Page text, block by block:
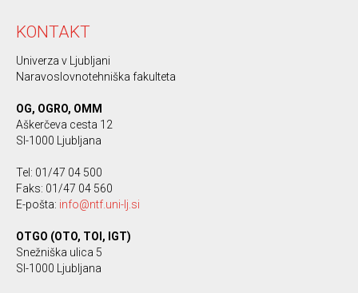
KONTAKT
Univerza v Ljubljani
Naravoslovnotehniška fakulteta
OG, OGRO, OMM
Aškerčeva cesta 12
SI-1000 Ljubljana
Tel: 01/47 04 500
Faks: 01/47 04 560
E-pošta: info@ntf.uni-lj.si
OTGO (OTO, TOI, IGT)
Snežniška ulica 5
SI-1000 Ljubljana